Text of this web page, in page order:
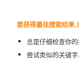
要获得最佳搜索结果,
总是仔细检查你
尝试类似的关键